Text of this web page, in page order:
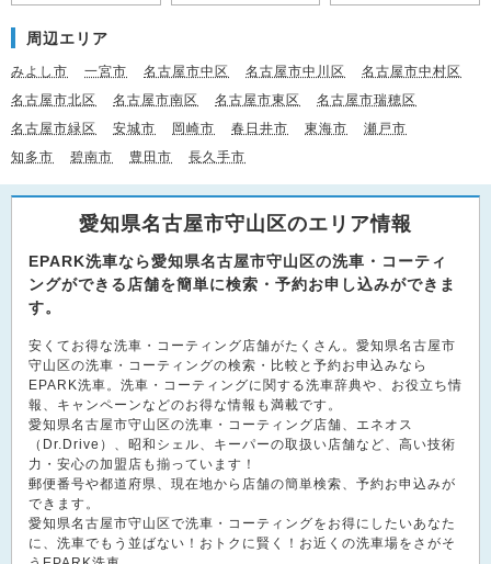
周辺エリア
みよし市 一宮市 名古屋市中区 名古屋市中川区
名古屋市中村区
名古屋市北区
名古屋市南区 名古屋市東区
名古屋市瑞穂区
名古屋市緑区
安城市 岡崎市 春日井市 東海市
瀬戸市
知多市
碧南市 豊田市 長久手市
愛知県名古屋市守山区のエリア情報
EPARK洗車なら愛知県名古屋市守山区の洗車・コーティ
ングができる店舗を簡単に検索・予約お申し込みができま
す。
安くてお得な洗車・コーティング店舗がたくさん。愛知県名古屋市
守山区の洗車・コーティングの検索・比較と予約お申込みなら
EPARK洗車。洗車・コーティングに関する洗車辞典や、お役立ち情
報、キャンペーンなどのお得な情報も満載です。
愛知県名古屋市守山区の洗車・コーティング店舗、エネオス
（Dr.Drive）、昭和シェル、キーパーの取扱い店舗など、高い技術
力・安心の加盟店も揃っています！
郵便番号や都道府県、現在地から店舗の簡単検索、予約お申込みが
できます。
愛知県名古屋市守山区で洗車・コーティングをお得にしたいあなた
に、洗車でもう並ばない！おトクに賢く！お近くの洗車場をさがそ